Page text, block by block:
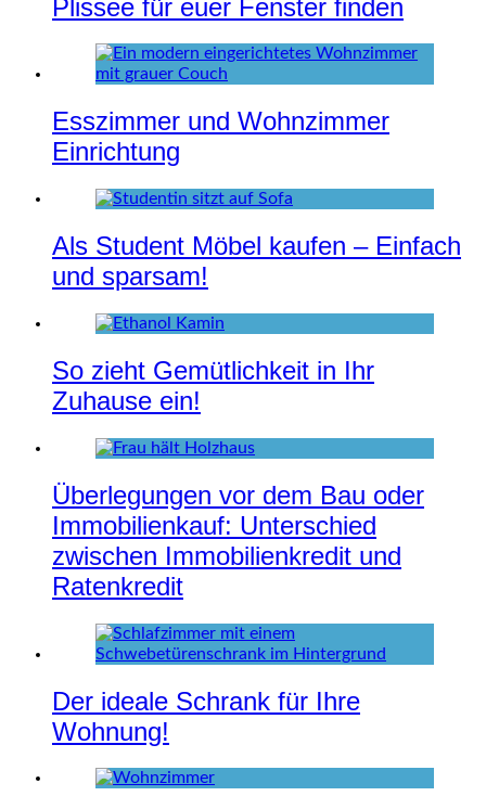
Plissee für euer Fenster finden
Esszimmer und Wohnzimmer
Einrichtung
Als Student Möbel kaufen – Einfach
und sparsam!
So zieht Gemütlichkeit in Ihr
Zuhause ein!
Überlegungen vor dem Bau oder
Immobilienkauf: Unterschied
zwischen Immobilienkredit und
Ratenkredit
Der ideale Schrank für Ihre
Wohnung!